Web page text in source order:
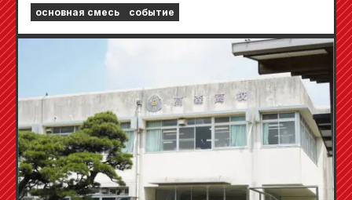
повседневной жизни, находящейся под
угрозой. «UMEZZ HORROR HOUSE ~Drifting
Classroom and Thought Experiment
Exhibition~» — новый дом ужасов
откроется в галерее ZENON в Китидзёдзи
17 июля (пятница)!
основная смесь событие